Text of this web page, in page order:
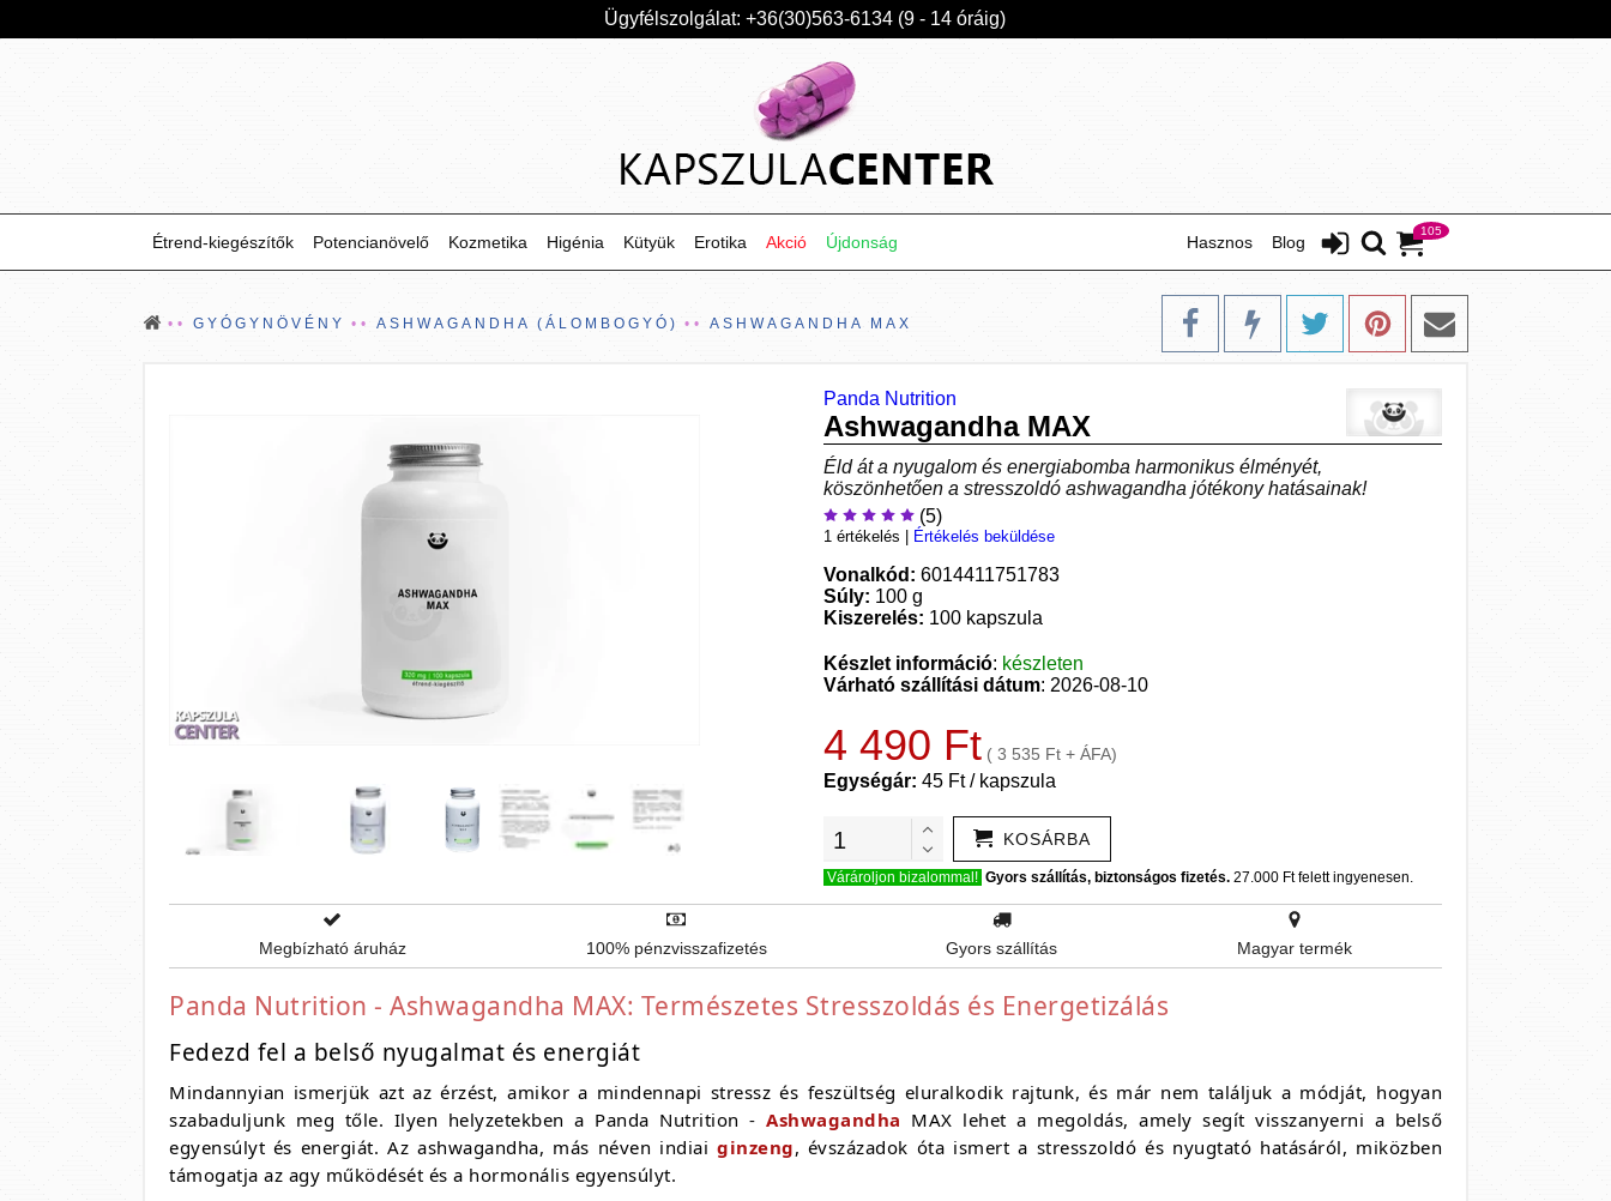
Ügyfélszolgálat: +36(30)563-6134 (9 - 14 óráig)
105
Étrend-kiegészítők Blog
Potencianövelő Hasznos
Kozmetika Higénia Kütyük Erotika Akció Újdonság
GYÓGYNÖVÉNY ASHWAGANDHA (ÁLOMBOGYÓ) ASHWAGANDHA MAX
Panda Nutrition
Ashwagandha MAX
Éld át a nyugalom és energiabomba harmonikus élményét,
köszönhetően a stresszoldó ashwagandha jótékony hatásainak!
(5)
1 értékelés Értékelés beküldése
Vonalkód: 6014411751783
Súly: 100 g
Kiszerelés: 100 kapszula
Készlet információ: készleten
Várható szállítási dátum: 2026-08-10
4 490 Ft ( 3 535 Ft + ÁFA)
Egységár: 45 Ft / kapszula
KOSÁRBA
Várároljon bizalommal! Gyors szállítás, biztonságos fizetés. 27.000 Ft felett ingyenesen.
Megbízható áruház 100% pénzvisszafizetés Gyors szállítás Magyar termék
Panda Nutrition - Ashwagandha MAX: Természetes Stresszoldás és Energetizálás
Fedezd fel a belső nyugalmat és energiát
Mindannyian ismerjük azt az érzést, amikor a mindennapi stressz és feszültség eluralkodik rajtunk, és már nem találjuk a módját, hogyan
szabaduljunk meg tőle. Ilyen helyzetekben a Panda Nutrition - Ashwagandha MAX lehet a megoldás, amely segít visszanyerni a belső
egyensúlyt és energiát. Az ashwagandha, más néven indiaiginzeng, évszázadok óta ismert a stresszoldó és nyugtató hatásáról, miközben
támogatja az agy működését és a hormonális egyensúlyt.